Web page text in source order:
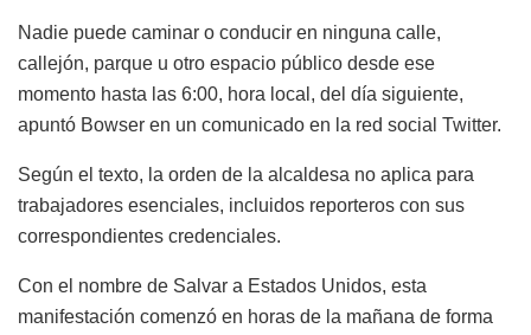
Nadie puede caminar o conducir en ninguna calle,
callejón, parque u otro espacio público desde ese
momento hasta las 6:00, hora local, del día siguiente,
apuntó Bowser en un comunicado en la red social Twitter.
Según el texto, la orden de la alcaldesa no aplica para
trabajadores esenciales, incluidos reporteros con sus
correspondientes credenciales.
Con el nombre de Salvar a Estados Unidos, esta
manifestación comenzó en horas de la mañana de forma